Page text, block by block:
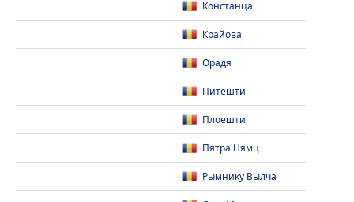
Констанца
Крайова
Орадя
Питешти
Плоешти
Пятра Нямц
Рымнику Вылча